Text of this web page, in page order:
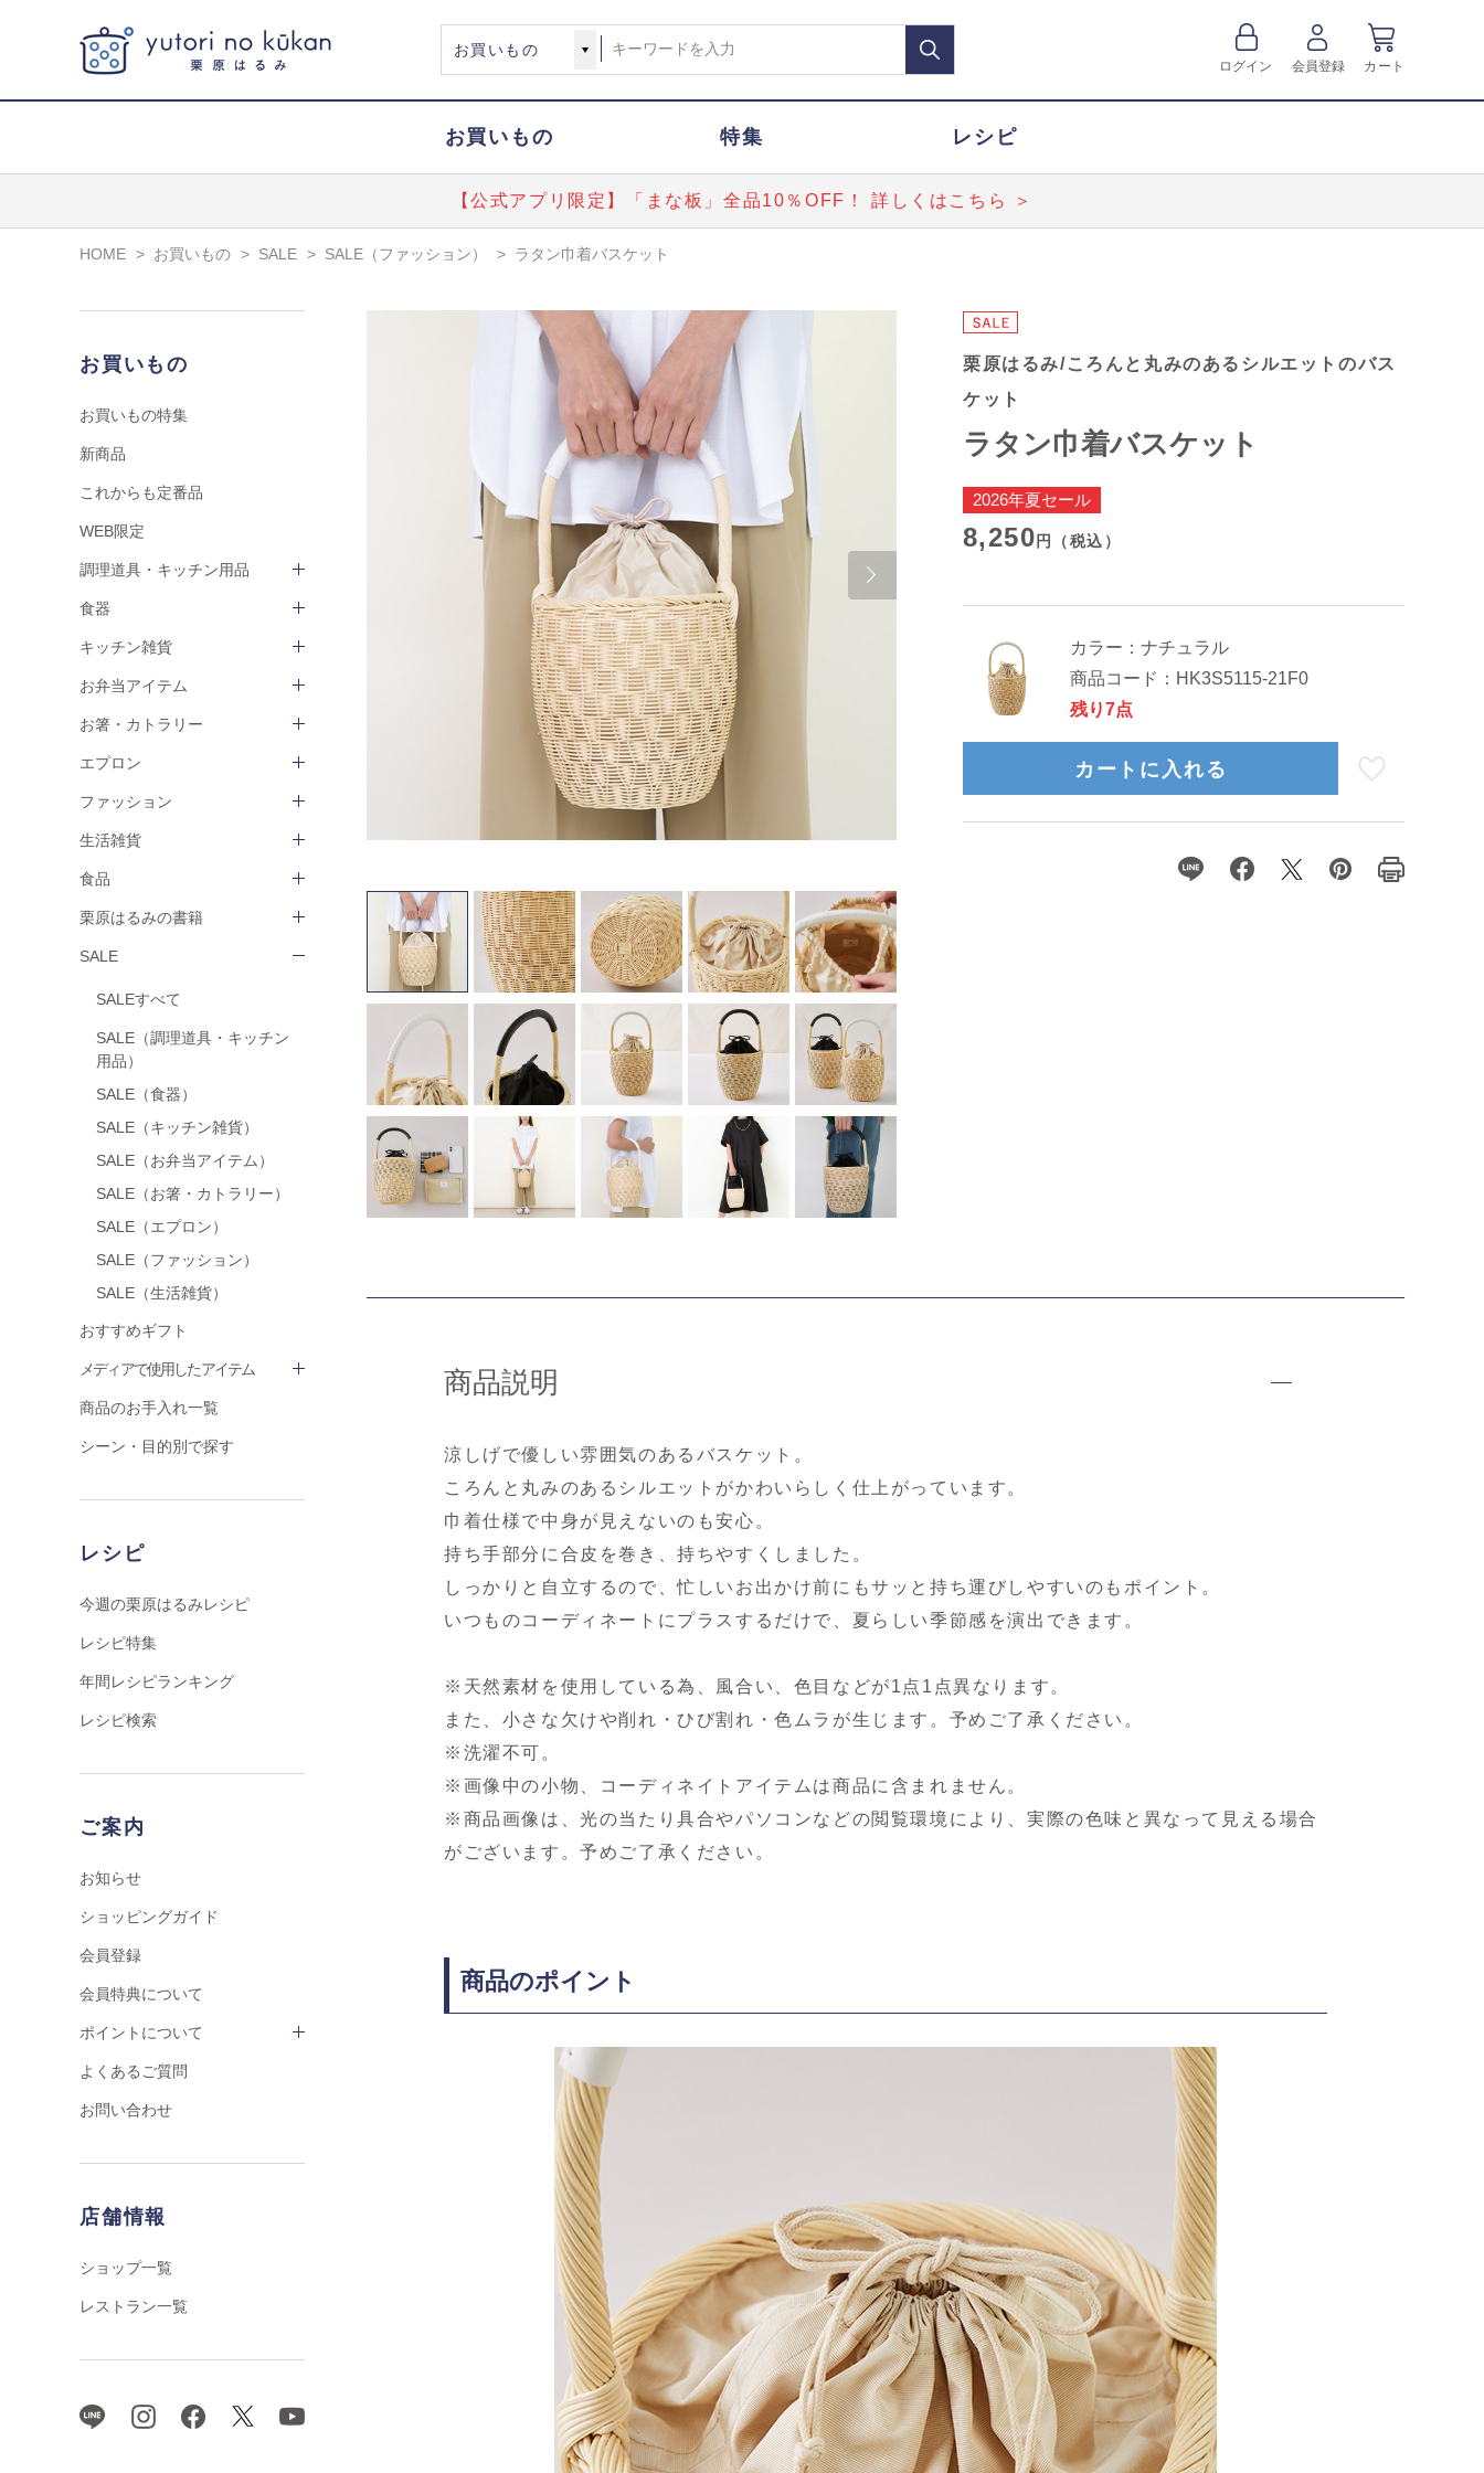
ログイン 会員登録 カート
お買いもの 特集 レシピ
【公式アプリ限定】「まな板」全品10％OFF！ 詳しくはこちら ＞
HOME > お買いもの > SALE > SALE（ファッション） > ラタン巾着バスケット
お買いもの
お買いもの特集
新商品
これからも定番品
WEB限定
調理道具・キッチン用品
食器
キッチン雑貨
お弁当アイテム
お箸・カトラリー
エプロン
ファッション
生活雑貨
食品
栗原はるみの書籍
SALE
SALEすべて
SALE（調理道具・キッチン
用品）
SALE（食器）
SALE（キッチン雑貨）
SALE（お弁当アイテム）
SALE（お箸・カトラリー）
SALE（エプロン）
SALE（ファッション）
SALE（生活雑貨）
おすすめギフト
メディアで使用したアイテム
商品のお手入れ一覧
シーン・目的別で探す
レシピ
今週の栗原はるみレシピ
レシピ特集
年間レシピランキング
レシピ検索
ご案内
お知らせ
ショッピングガイド
会員登録
会員特典について
ポイントについて
よくあるご質問
お問い合わせ
店舗情報
ショップ一覧
レストラン一覧
栗原はるみ/ころんと丸みのあるシルエットのバス
ケット
ラタン巾着バスケット
2026年夏セール
8,250円（税込）
カラー： ナチュラル
商品コード： HK3S5115-21F0
残り7点
カートに入れる
商品説明
涼しげで優しい雰囲気のあるバスケット。
ころんと丸みのあるシルエットがかわいらしく仕上がっています。
巾着仕様で中身が見えないのも安心。
持ち手部分に合皮を巻き、持ちやすくしました。
しっかりと自立するので、忙しいお出かけ前にもサッと持ち運びしやすいのもポイント。
いつものコーディネートにプラスするだけで、夏らしい季節感を演出できます。
※天然素材を使用している為、風合い、色目などが1点1点異なります。
また、小さな欠けや削れ・ひび割れ・色ムラが生じます。予めご了承ください。
※洗濯不可。
※画像中の小物、コーディネイトアイテムは商品に含まれません。
※商品画像は、光の当たり具合やパソコンなどの閲覧環境により、実際の色味と異なって見える場合
がございます。予めご了承ください。
商品のポイント